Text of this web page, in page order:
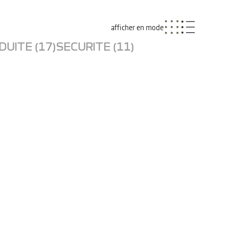
afficher en mode
(17)SECURITE (11)